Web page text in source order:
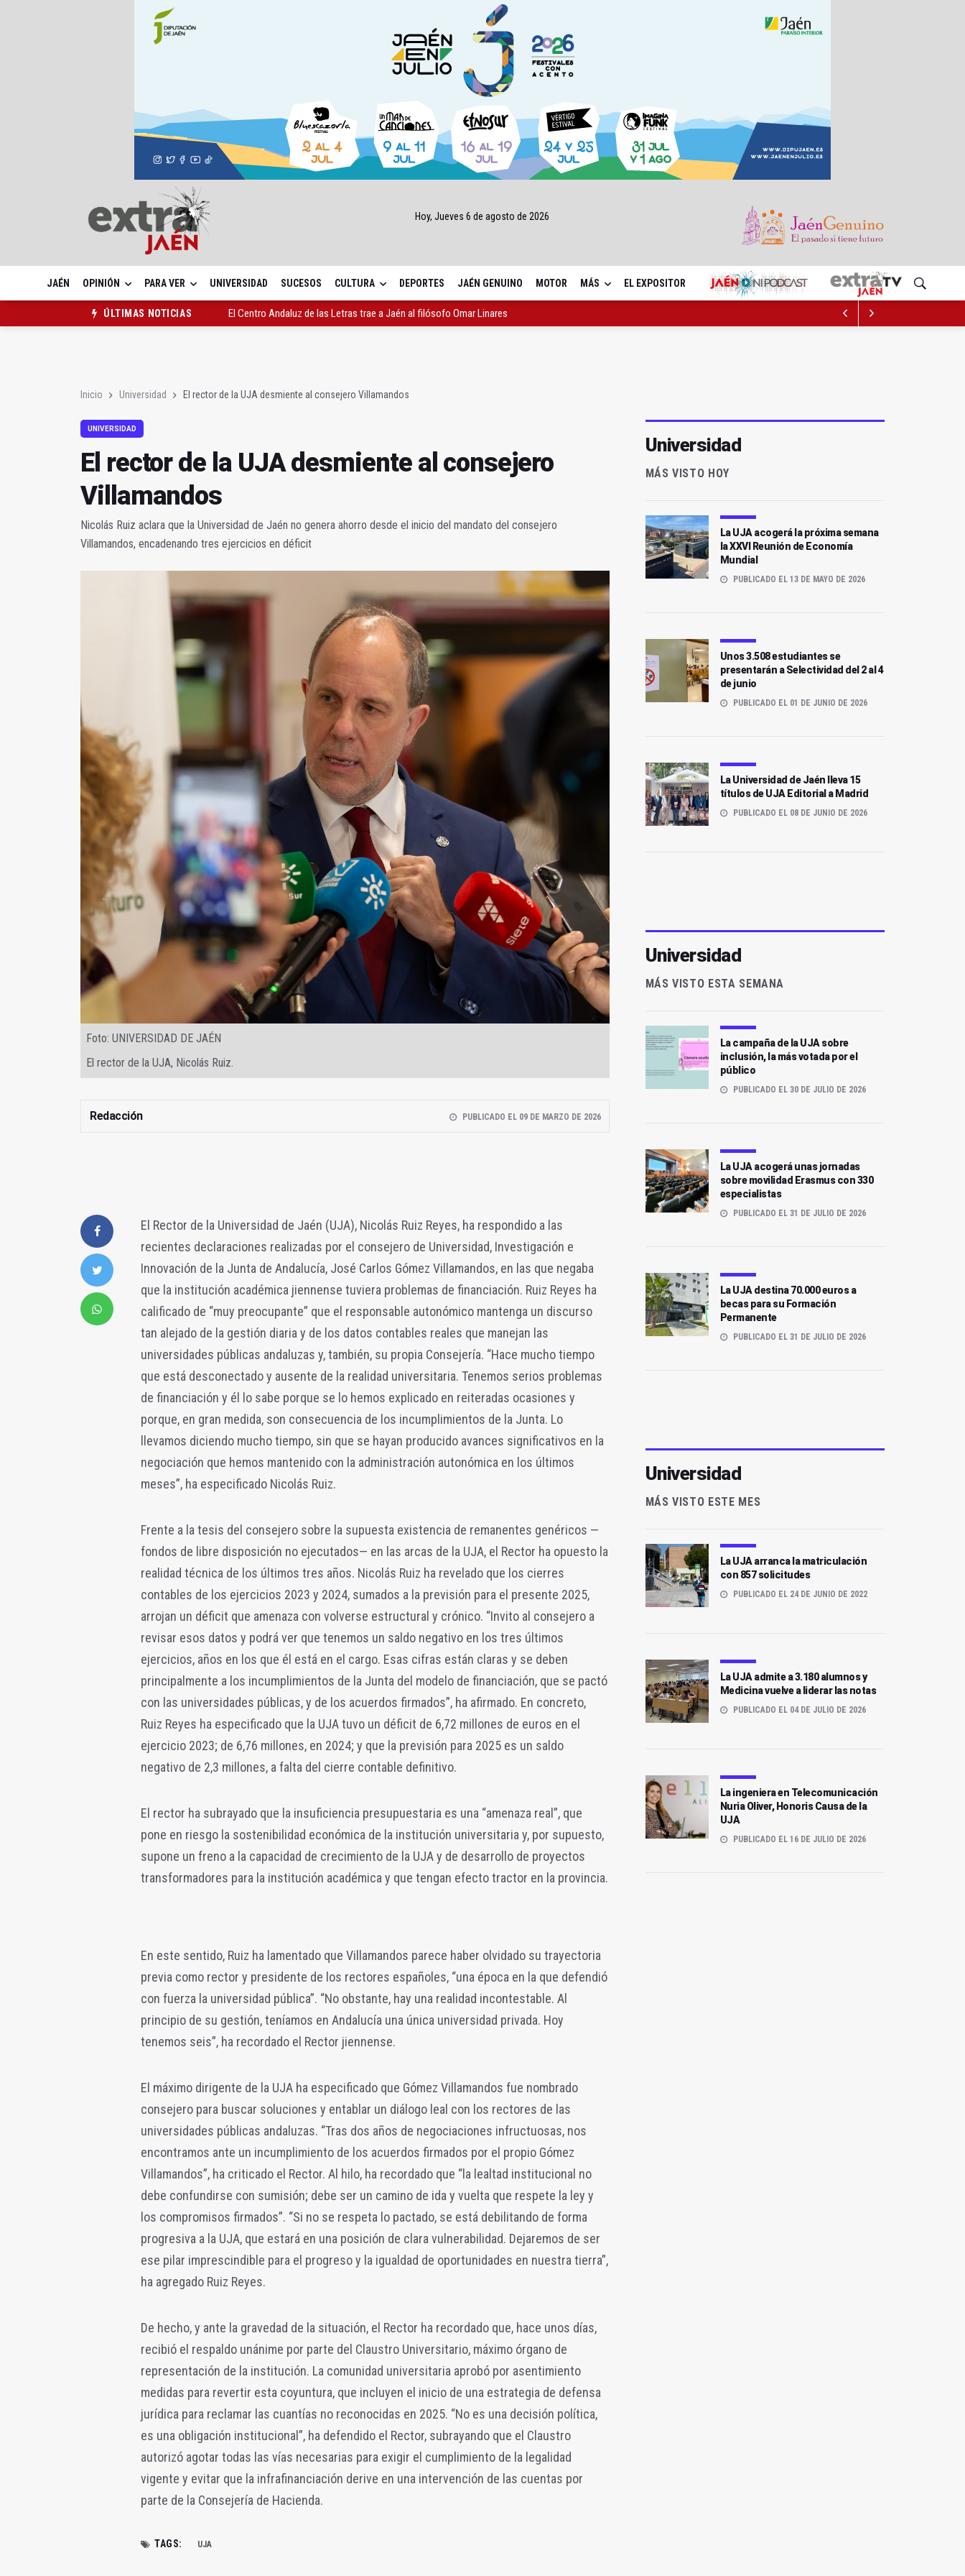
Hoy, Jueves 6 de agosto de 2026
JAÉN OPINIÓN PARA VER UNIVERSIDAD SUCESOS CULTURA DEPORTES JAÉN GENUINO MOTOR MÁS EL EXPOSITOR
ÚLTIMAS NOTICIAS
Roban joyas de la Virgen de la Fuensanta Coronada de Alcaudete
Inicio Universidad El rector de la UJA desmiente al consejero Villamandos
UNIVERSIDAD
El rector de la UJA desmiente al consejero
Villamandos
Nicolás Ruiz aclara que la Universidad de Jaén no genera ahorro desde el inicio del mandato del consejero
Villamandos, encadenando tres ejercicios en déficit
Foto: UNIVERSIDAD DE JAÉN
El rector de la UJA, Nicolás Ruiz.
Redacción PUBLICADO EL 09 DE MARZO DE 2026
El Rector de la Universidad de Jaén (UJA), Nicolás Ruiz Reyes, ha respondido a las
recientes declaraciones realizadas por el consejero de Universidad, Investigación e
Innovación de la Junta de Andalucía, José Carlos Gómez Villamandos, en las que negaba
que la institución académica jiennense tuviera problemas de financiación. Ruiz Reyes ha
calificado de “muy preocupante” que el responsable autonómico mantenga un discurso
tan alejado de la gestión diaria y de los datos contables reales que manejan las
universidades públicas andaluzas y, también, su propia Consejería. “Hace mucho tiempo
que está desconectado y ausente de la realidad universitaria. Tenemos serios problemas
de financiación y él lo sabe porque se lo hemos explicado en reiteradas ocasiones y
porque, en gran medida, son consecuencia de los incumplimientos de la Junta. Lo
llevamos diciendo mucho tiempo, sin que se hayan producido avances significativos en la
negociación que hemos mantenido con la administración autonómica en los últimos
meses”, ha especificado Nicolás Ruiz.
Frente a la tesis del consejero sobre la supuesta existencia de remanentes genéricos —
fondos de libre disposición no ejecutados— en las arcas de la UJA, el Rector ha opuesto la
realidad técnica de los últimos tres años. Nicolás Ruiz ha revelado que los cierres
contables de los ejercicios 2023 y 2024, sumados a la previsión para el presente 2025,
arrojan un déficit que amenaza con volverse estructural y crónico. “Invito al consejero a
revisar esos datos y podrá ver que tenemos un saldo negativo en los tres últimos
ejercicios, años en los que él está en el cargo. Esas cifras están claras y se deben
principalmente a los incumplimientos de la Junta del modelo de financiación, que se pactó
con las universidades públicas, y de los acuerdos firmados”, ha afirmado. En concreto,
Ruiz Reyes ha especificado que la UJA tuvo un déficit de 6,72 millones de euros en el
ejercicio 2023; de 6,76 millones, en 2024; y que la previsión para 2025 es un saldo
negativo de 2,3 millones, a falta del cierre contable definitivo.
El rector ha subrayado que la insuficiencia presupuestaria es una “amenaza real”, que
pone en riesgo la sostenibilidad económica de la institución universitaria y, por supuesto,
supone un freno a la capacidad de crecimiento de la UJA y de desarrollo de proyectos
transformadores para la institución académica y que tengan efecto tractor en la provincia.
En este sentido, Ruiz ha lamentado que Villamandos parece haber olvidado su trayectoria
previa como rector y presidente de los rectores españoles, “una época en la que defendió
con fuerza la universidad pública”. “No obstante, hay una realidad incontestable. Al
principio de su gestión, teníamos en Andalucía una única universidad privada. Hoy
tenemos seis”, ha recordado el Rector jiennense.
El máximo dirigente de la UJA ha especificado que Gómez Villamandos fue nombrado
consejero para buscar soluciones y entablar un diálogo leal con los rectores de las
universidades públicas andaluzas. “Tras dos años de negociaciones infructuosas, nos
encontramos ante un incumplimiento de los acuerdos firmados por el propio Gómez
Villamandos”, ha criticado el Rector. Al hilo, ha recordado que “la lealtad institucional no
debe confundirse con sumisión; debe ser un camino de ida y vuelta que respete la ley y
los compromisos firmados”. “Si no se respeta lo pactado, se está debilitando de forma
progresiva a la UJA, que estará en una posición de clara vulnerabilidad. Dejaremos de ser
ese pilar imprescindible para el progreso y la igualdad de oportunidades en nuestra tierra”,
ha agregado Ruiz Reyes.
De hecho, y ante la gravedad de la situación, el Rector ha recordado que, hace unos días,
recibió el respaldo unánime por parte del Claustro Universitario, máximo órgano de
representación de la institución. La comunidad universitaria aprobó por asentimiento
medidas para revertir esta coyuntura, que incluyen el inicio de una estrategia de defensa
jurídica para reclamar las cuantías no reconocidas en 2025. “No es una decisión política,
es una obligación institucional”, ha defendido el Rector, subrayando que el Claustro
autorizó agotar todas las vías necesarias para exigir el cumplimiento de la legalidad
vigente y evitar que la infrafinanciación derive en una intervención de las cuentas por
parte de la Consejería de Hacienda.
TAGS: UJA
Universidad
MÁS VISTO HOY
La UJA acogerá la próxima semana
la XXVI Reunión de Economía
Mundial
PUBLICADO EL 13 DE MAYO DE 2026
Unos 3.508 estudiantes se
presentarán a Selectividad del 2 al 4
de junio
PUBLICADO EL 01 DE JUNIO DE 2026
La Universidad de Jaén lleva 15
títulos de UJA Editorial a Madrid
PUBLICADO EL 08 DE JUNIO DE 2026
Universidad
MÁS VISTO ESTA SEMANA
La campaña de la UJA sobre
inclusión, la más votada por el
público
PUBLICADO EL 30 DE JULIO DE 2026
La UJA acogerá unas jornadas
sobre movilidad Erasmus con 330
especialistas
PUBLICADO EL 31 DE JULIO DE 2026
La UJA destina 70.000 euros a
becas para su Formación
Permanente
PUBLICADO EL 31 DE JULIO DE 2026
Universidad
MÁS VISTO ESTE MES
La UJA arranca la matriculación
con 857 solicitudes
PUBLICADO EL 24 DE JUNIO DE 2022
La UJA admite a 3.180 alumnos y
Medicina vuelve a liderar las notas
PUBLICADO EL 04 DE JULIO DE 2026
La ingeniera en Telecomunicación
Nuria Oliver, Honoris Causa de la
UJA
PUBLICADO EL 16 DE JULIO DE 2026